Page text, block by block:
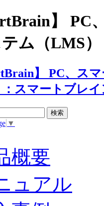
】
ム（LMS
▼
概要
ュアル